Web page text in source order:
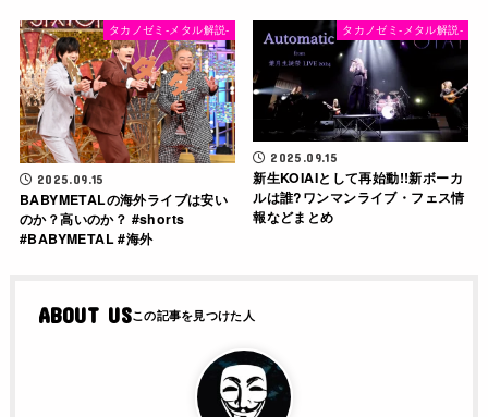
タカノゼミ-メタル解説-
2025.09.15
BABYMETALの海外ライブは安い
のか？高いのか？ #shorts
#BABYMETAL #海外
タカノゼミ-メタル解説-
2025.09.15
新生KOIAIとして再始動!!新ボーカ
ルは誰?ワンマンライブ・フェス情
報などまとめ
ABOUT US